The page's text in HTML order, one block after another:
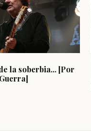
la soberbia... [Por